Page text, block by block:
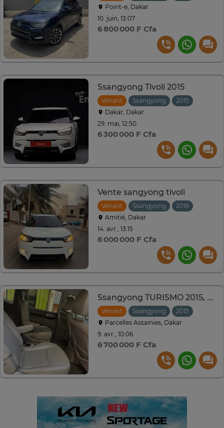
Point-e, Dakar
10. juin, 13:07
6 800 000 F Cfa
Ssangyong Tivoli 2015
Venant Ssangyong 2015
Dakar, Dakar
29. mai, 12:50
6 300 000 F Cfa
Vente sangyong tivoli
Venant Ssangyong 2016
Amitié, Dakar
14. avr., 13:15
6 000 000 F Cfa
Ssangyong TURISMO 2015, 9 places
Venant Ssangyong 2015
Parcelles Assainies, Dakar
9. avr., 10:06
6 700 000 F Cfa